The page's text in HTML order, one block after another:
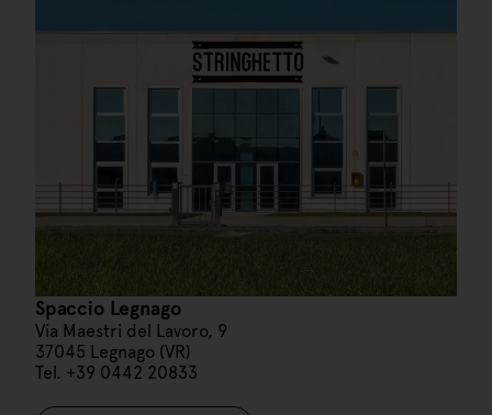
Spaccio Legnago
Via Maestri del Lavoro, 9
37045 Legnago (VR)
Tel. +39 0442 20833